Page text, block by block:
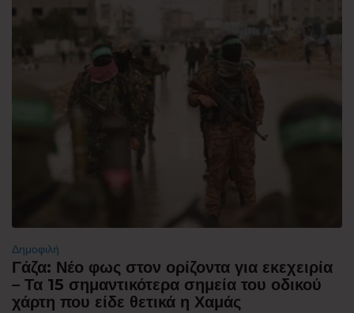
Δημοφιλή
Γάζα: Νέο φως στον ορίζοντα για εκεχειρία
– Τα 15 σημαντικότερα σημεία του οδικού
χάρτη που είδε θετικά η Χαμάς